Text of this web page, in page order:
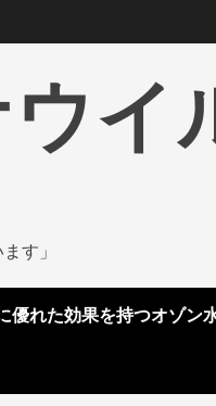
イ
す」
優れた効果を持つオゾン